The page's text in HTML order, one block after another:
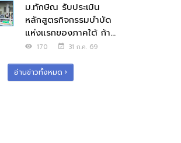
ม.ทักษิณ รับประเมิน
หลักสูตรกิจกรรมบำบัด
แห่งแรกของภาคใต้ ก้า...
170 31 ก.ค. 69
อ่านข่าวทั้งหมด